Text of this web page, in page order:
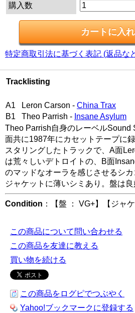
購入数
特定商取引法に基づく表記 (返品な
Tracklisting
A1 Leron Carson - China Trax
B1 Theo Parrish - Insane Asylum
Theo Parrish自身のレーベルSound
面共に1987年にカセットテープに
スタリングしたトラックで、A面
は荒々しいデトロイトの、B面
のマッドなオーラを感じさせるシ
ジャケットに薄いシミあり。盤は良
Condition ：【盤 ： VG+】【ジャ
この商品について問い合わせる
この商品を友達に教える
買い物を続ける
この商品をログピでつぶやく
Yahoo!ブックマークに登録する